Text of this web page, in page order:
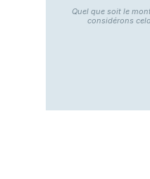
Quel que soit le
considérons